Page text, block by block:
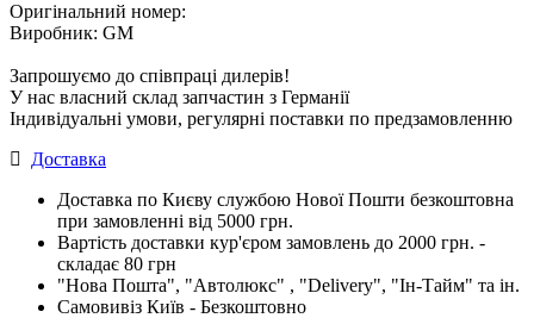
Оригінальний номер:
Виробник: GM
Запрошуємо до співпраці дилерів!
У нас власний склад запчастин з Германії
Індивідуальні умови, регулярні поставки по предзамовленню
Доставка
Доставка по Києву службою Нової Пошти безкоштовна
при замовленні від 5000 грн.
Вартість доставки кур'єром замовлень до 2000 грн. -
складає 80 грн
"Нова Пошта", "Автолюкс" , "Delivery", "Iн-Тайм" та ін.
Самовивіз Київ - Безкоштовно